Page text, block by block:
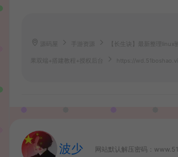
手游资源 【长生诀】最新整理linux
果双端+搭建教程+授权后台 https://
波少 网站默认解压密码：